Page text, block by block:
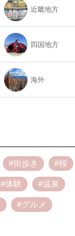
近畿地方
四国地方
海外
#街歩き #桜
#体験 #温泉
#グルメ